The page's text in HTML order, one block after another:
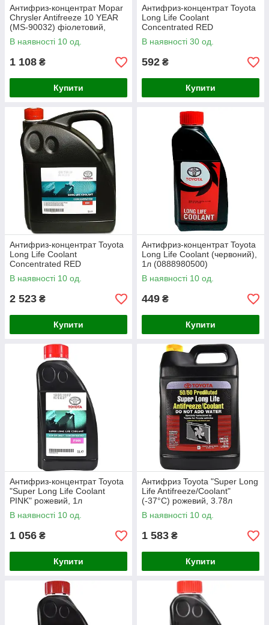
Антифриз-концентрат Mopar
Chrysler Antifreeze 10 YEAR
(MS-90032) фіолетовий,
3.78л (68163848AB)
В наявності 10 од.
1 108 ₴
Купити
Антифриз-концентрат Toyota
Long Life Coolant
Concentrated RED
(червоний), 1л (08889-80015)
В наявності 30 од.
592 ₴
Купити
Антифриз-концентрат Toyota
Long Life Coolant
Concentrated RED
(червоний), 5л (08889-80014)
В наявності 10 од.
2 523 ₴
Купити
Антифриз-концентрат Toyota
Long Life Coolant (червоний),
1л (0888980500)
В наявності 10 од.
449 ₴
Купити
Антифриз-концентрат Toyota
"Super Long Life Coolant
PINK" рожевий, 1л
(0888980140)
В наявності 10 од.
1 056 ₴
Купити
Антифриз Toyota "Super Long
Life Antifreeze/Coolant"
(-37°C) рожевий, 3.78л
В наявності 10 од.
1 583 ₴
Купити